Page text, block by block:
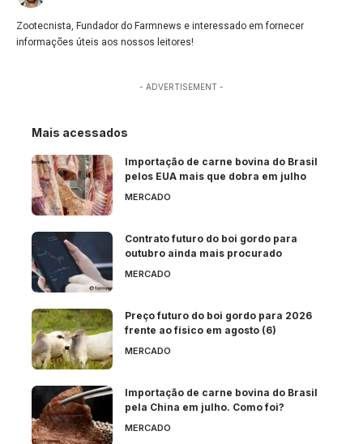
Zootecnista, Fundador do Farmnews e interessado em fornecer
informações úteis aos nossos leitores!
- ADVERTISEMENT -
Mais acessados
Importação de carne bovina do Brasil
pelos EUA mais que dobra em julho
MERCADO
Contrato futuro do boi gordo para
outubro ainda mais procurado
MERCADO
Preço futuro do boi gordo para 2026
frente ao físico em agosto (6)
MERCADO
Importação de carne bovina do Brasil
pela China em julho. Como foi?
MERCADO